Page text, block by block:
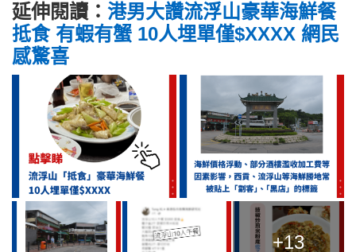
延伸閱讀： 港男大讚流浮山豪華海鮮餐
抵食 有蝦有蟹 10人埋單僅$XXXX 網民
感驚喜
+13